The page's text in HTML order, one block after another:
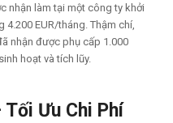
nhận làm tại một công ty khởi
EUR/tháng. Thậm chí,
nhận được phụ cấp 1.000
hoạt và tích lũy.
Ưu Chi Phí